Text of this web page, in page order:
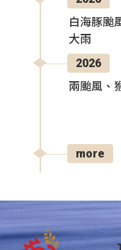
白海豚颱
大雨
2026
兩颱風、
more